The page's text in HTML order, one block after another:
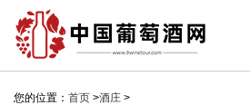
您的位置： 首页 >酒庄 >